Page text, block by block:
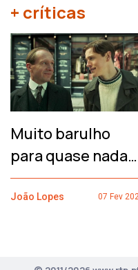
+ críticas
Muito barulho
para quase nada…
João Lopes 07 Fev